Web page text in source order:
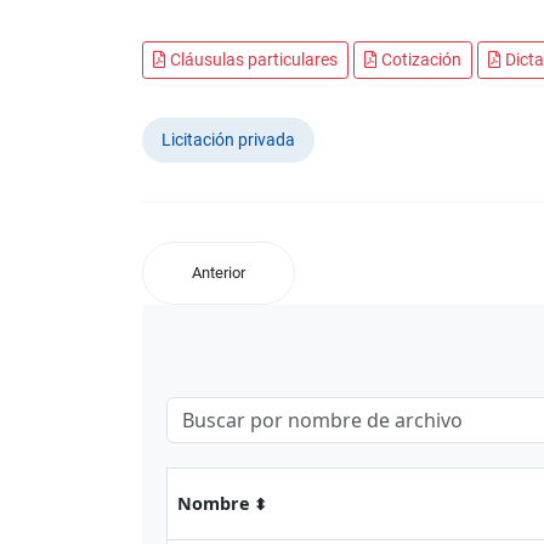
Cláusulas particulares Cotización
Licitación privada
Anterior